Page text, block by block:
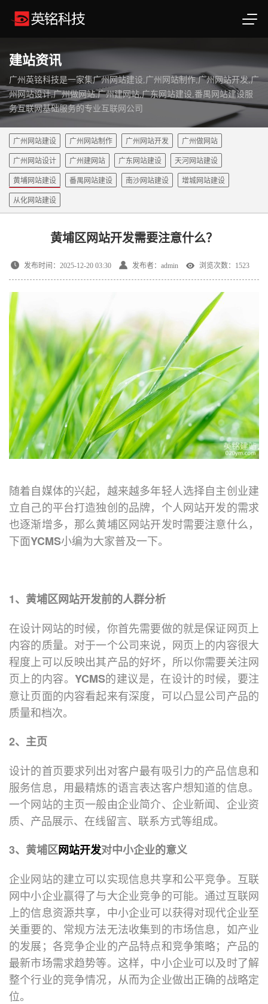
建站资讯
广州英铭科技是一家集广州网站建设,广州网站制作,广州网站开发,广
州网站设计,广州做网站,广州建网站,广东网站建设,番禺网站建设服
务互联网基础服务的专业互联网公司
广州网站建设 广州网站制作 广州网站开发 广州做网站
广州网站设计 广州建网站 广东网站建设 天河网站建设
黄埔网站建设 番禺网站建设 南沙网站建设 增城网站建设
从化网站建设
黄埔区网站开发需要注意什么？
发布时间：2025-12-20 03:30 发布者：admin 浏览次数：1523
随着自媒体的兴起，越来越多年轻人选择自主创业建
立自己的平台打造独创的品牌，个人网站开发的需求
也逐渐增多，那么黄埔区网站开发时需要注意什么，
下面YCMS小编为大家普及一下。
1、黄埔区网站开发前的人群分析
在设计网站的时候，你首先需要做的就是保证网页上
内容的质量。对于一个公司来说，网页上的内容很大
程度上可以反映出其产品的好坏，所以你需要关注网
页上的内容。YCMS的建议是，在设计的时候，要注
意让页面的内容看起来有深度，可以凸显公司产品的
质量和档次。
2、主页
设计的首页要求列出对客户最有吸引力的产品信息和
服务信息，用最精炼的语言表达客户想知道的信息。
一个网站的主页一般由企业简介、企业新闻、企业资
质、产品展示、在线留言、联系方式等组成。
3、黄埔区网站开发对中小企业的意义
企业网站的建立可以实现信息共享和公平竞争。互联
网中小企业赢得了与大企业竞争的可能。通过互联网
上的信息资源共享，中小企业可以获得对现代企业至
关重要的、常规方法无法收集到的市场信息，如产业
的发展；各竞争企业的产品特点和竞争策略；产品的
最新市场需求趋势等。这样，中小企业可以及时了解
整个行业的竞争情况，从而为企业做出正确的战略定
位。